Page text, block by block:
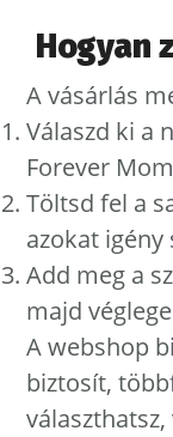
Hogyan
A vásárlás
Válaszd ki a
Forever
Töltsd fel a
azokat igény
Add meg a
majd
A webshop
biztosít,